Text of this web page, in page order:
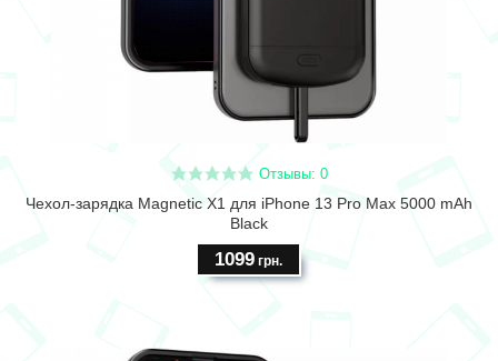
Отзывы: 0
Чехол-зарядка Magnetic X1 для iPhone 13 Pro Max 5000 mAh
Black
1099грн.